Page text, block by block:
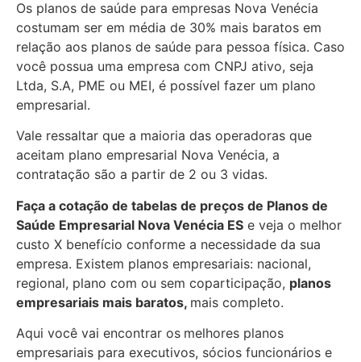
Os planos de saúde para empresas Nova Venécia
costumam ser em média de 30% mais baratos em
relação aos planos de saúde para pessoa física. Caso
você possua uma empresa com CNPJ ativo, seja
Ltda, S.A, PME ou MEI, é possível fazer um plano
empresarial.
Vale ressaltar que a maioria das operadoras que
aceitam plano empresarial Nova Venécia, a
contratação são a partir de 2 ou 3 vidas.
Faça a cotação de tabelas de preços de Planos de
Saúde Empresarial Nova Venécia ES e veja o melhor
custo X benefício conforme a necessidade da sua
empresa. Existem planos empresariais: nacional,
regional, plano com ou sem coparticipação, planos
empresariais mais baratos, mais completo.
Aqui você vai encontrar os melhores planos
empresariais para executivos, sócios funcionários e